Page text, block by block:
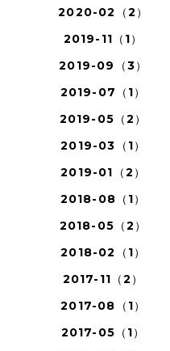
2020-02（2）
2019-11（1）
2019-09（3）
2019-07（1）
2019-05（2）
2019-03（1）
2019-01（2）
2018-08（1）
2018-05（2）
2018-02（1）
2017-11（2）
2017-08（1）
2017-05（1）